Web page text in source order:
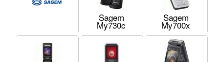
Sagem
My730c
Sagem
My700x